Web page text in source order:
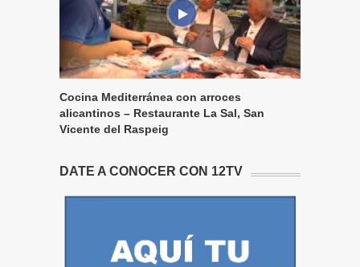
Cocina Mediterránea con arroces
alicantinos – Restaurante La Sal, San
Vicente del Raspeig
DATE A CONOCER CON 12TV